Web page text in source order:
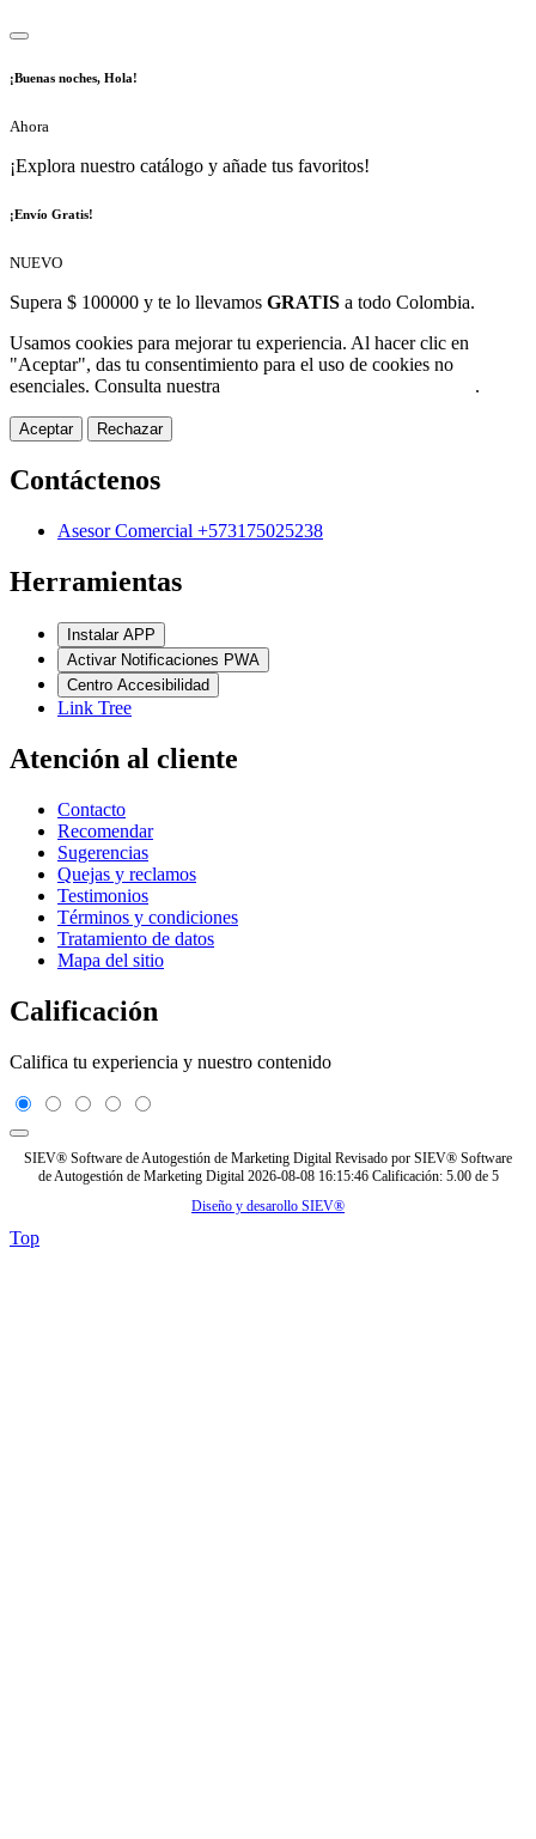
¡Buenas noches, Hola!
Ahora
¡Explora nuestro catálogo y añade tus favoritos!
¡Envío Gratis!
NUEVO
Supera $ 100000 y te lo llevamos GRATIS a todo Colombia.
Usamos cookies para mejorar tu experiencia. Al hacer clic en
"Aceptar", das tu consentimiento para el uso de cookies no
esenciales. Consulta nuestra
.
Aceptar Rechazar
Contáctenos
Asesor Comercial +573175025238
Herramientas
Instalar APP
Activar Notificaciones PWA
Centro Accesibilidad
Link Tree
Atención al cliente
Contacto
Recomendar
Sugerencias
Quejas y reclamos
Testimonios
Términos y condiciones
Tratamiento de datos
Mapa del sitio
Calificación
Califica tu experiencia y nuestro contenido
SIEV® Software de Autogestión de Marketing Digital Revisado por SIEV® Software
de Autogestión de Marketing Digital 2026-08-08 16:15:46 Calificación: 5.00 de 5
Diseño y desarollo SIEV®
Top